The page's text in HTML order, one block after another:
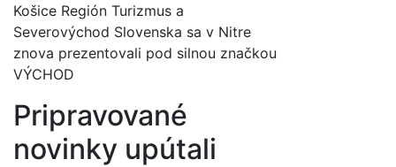
Košice Región Turizmus a
Severovýchod Slovenska sa v Nitre
znova prezentovali pod silnou značkou
VÝCHOD
Pripravované
novinky upútali